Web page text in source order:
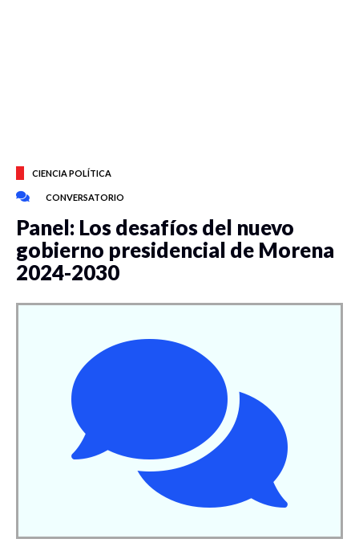
CIENCIA POLÍTICA
CONVERSATORIO
Panel: Los desafíos del nuevo
gobierno presidencial de Morena
2024-2030